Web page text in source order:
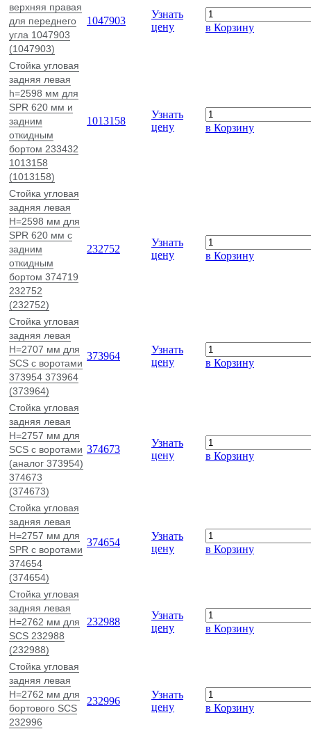
верхняя правая
для переднего
угла 1047903
(1047903)
1047903
Узнать
цену
в Корзину
Стойка угловая
задняя левая
h=2598 мм для
SPR 620 мм и
задним
откидным
бортом 233432
1013158
(1013158)
1013158
Узнать
цену
в Корзину
Стойка угловая
задняя левая
H=2598 мм для
SPR 620 мм с
задним
откидным
бортом 374719
232752
(232752)
232752
Узнать
цену
в Корзину
Стойка угловая
задняя левая
H=2707 мм для
SCS с воротами
373954 373964
(373964)
373964
Узнать
цену
в Корзину
Стойка угловая
задняя левая
H=2757 мм для
SCS с воротами
(аналог 373954)
374673
(374673)
374673
Узнать
цену
в Корзину
Стойка угловая
задняя левая
H=2757 мм для
SPR с воротами
374654
(374654)
374654
Узнать
цену
в Корзину
Стойка угловая
задняя левая
H=2762 мм для
SCS 232988
(232988)
232988
Узнать
цену
в Корзину
Стойка угловая
задняя левая
H=2762 мм для
бортового SCS
232996
232996
Узнать
цену
в Корзину